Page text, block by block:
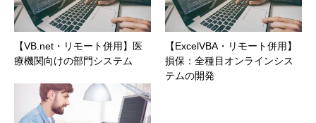
【VB.net・リモート併用】医
療機関向けの部門システム
【ExcelVBA・リモート併用】
損保：全種目オンラインシス
テムの開発